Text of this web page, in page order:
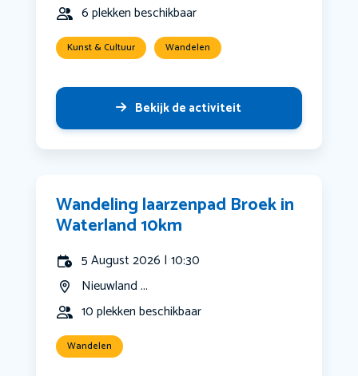
6 plekken beschikbaar
Kunst & Cultuur Wandelen
Bekijk de activiteit
Wandeling laarzenpad Broek in
Waterland 10km
5 August 2026 | 10:30
Nieuwland ...
10 plekken beschikbaar
Wandelen